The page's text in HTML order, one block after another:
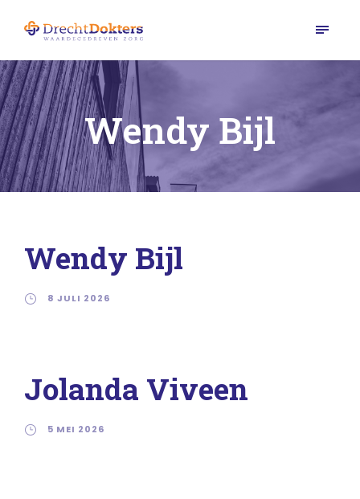
Wendy Bijl
Wendy Bijl
8 JULI 2026
Jolanda Viveen
5 MEI 2026